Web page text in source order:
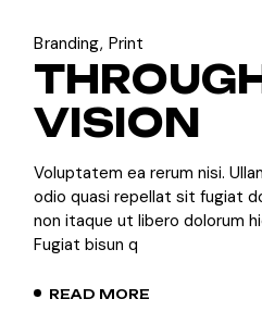
Branding Print
VISION
Voluptatem ea rerum nisi.
odio quasi repellat sit fugiat
non itaque ut libero dolorum
Fugiat bisun q
READ MORE